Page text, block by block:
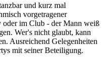
und kurz mal
vorgetragener
oder im Club - der Mann weiß
Wer's nicht glaubt, kann
Ausreichend Gelegenheiten
mit seiner Beteiligung.